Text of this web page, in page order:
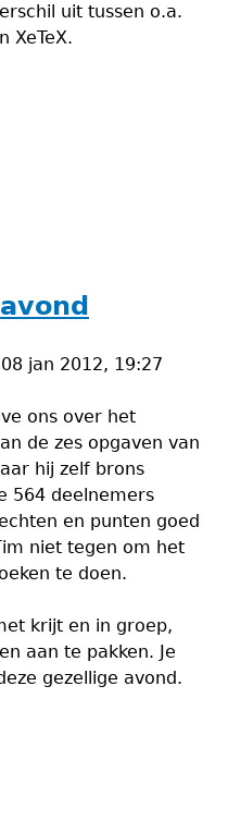
uit tussen o.a.
XeTeX.
jan 2012, 19:27
ons over het
de zes opgaven van
hij zelf brons
564 deelnemers
en punten goed
niet tegen om het
te doen.
krijt en in groep,
aan te pakken. Je
gezellige avond.